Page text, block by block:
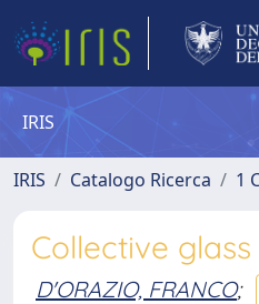
IRIS
IRIS Catalogo Ricerca 1
Collective
D'ORAZIO, FRANCO;